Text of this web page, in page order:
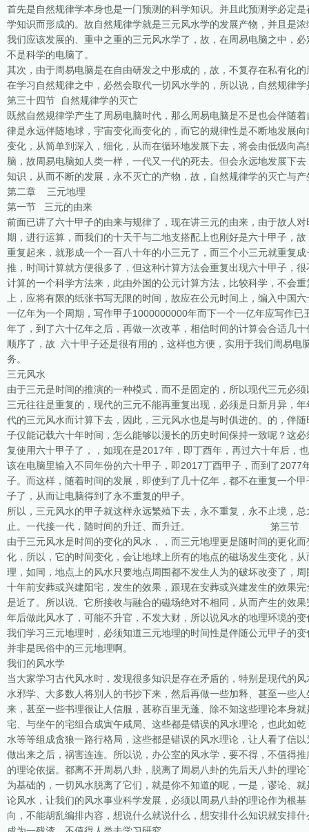
首先是自然规律学本身也是一门预测的科学知识。并且此预测学必定
学知识而形成的。故自然规律学就是三元风水学的发展产物，并且是
我们应该发展的、重中之重的三元风水学了，故，在周易电脑之中，
不是科学的电脑了。
其次，由于周易电脑是在自由研发之中形成的，故，不复存在私有化
在学习自然规律之中，必然会取代一切风水学的，所以说，自然规律
第三十四节 自然规律学的灭亡
既然自然规律学产生了周易电脑时代，那么周易电脑是不是也会伴随
律是永远伴随地球，宇宙变化而变化的，而它的规律性是不断地发展
变化，从简单到深入，细化，从而在循环地发展下去，将会由低级向
脑，故周易电脑如人类一样，一代又一代的死去。但会永远地发展下
知识，从而不断的发展，永不灭亡的产物，故，自然规律学的灭亡与
第二章 三元地理
第一节 三元的由来
前面已讲了六十甲子的由来与规律了，现在讲三元的由来，由于故人
期，进行运算，而我们的十天干与二地支搭配上也刚好是六十甲子，
重复起来，就形成一个一百八十年的小三元了，而三个小三元就重复
推，时间计算就方便很多了，但这种计算方法会重复出现六十甲子，
计算的一个科学方法来，此由外国的公元计算方法，比较科学，不会
上，应将有限的纸张书写无限的时间，故应在公元时间上，编入中国
一亿年为一个周期，写作甲子1000000000年而下一个一亿年应写作
年了，到了六十亿年之后，再做一次改革，相信时间的计算会合适几
顺序了，故 六十甲子还是很有用的，这样也方便，实用于我们周易
务。
三元风水
由于三元是时间的推演的一种模式，而不是固定的，所以现代三元必
三元往往是重复的，现代的三元不能再重复出现，必须是日新月异，
代的三元风水而计算下去，因此，三元风水也是与时俱进的。的，伴
子仅能记载六十年时间，怎么能够以漫长的历史时间保持一致呢？这
复使用六十甲子了，，如现在是2017年，即丁酉年，再过六十年后，
该在电脑里输入不同年份的六十甲子，即2017丁酉甲子，而到了
子。而这样，随着时间的发展，即使到了几十亿年，都不在重复一个
子了，从而让电脑得到了永不重复的甲子。
所以，三元风水的甲子就这样永远繁殖下去，永不重复，永不止境，
止。一代接一代，随时间的升迁、而升迁。 第三节
由于三元风水是时间的变化的风水，，而三元地理更是随时间的更化
化，所以，它的时间变化，会让地球上所有的地点的磁场发生变化，
理，如同，地点上的风水只要地点周围都不发生人为的破坏改变了，
十年前安葬或兴建阳宅，发生的效果，跟现在安葬或兴建发生的效果
是近了。所以说、它所接收与融合的磁场绝对不相同，从而产生的效
年后做此风水了，可能不升官，不发大财，所以说风水的地理环境的
我们学习三元地理时，必须知道三元地理的时间性是伴随公元甲子的
并非是民俗中的三元地理啊。
我们的风水学
当大家学习古代风水时，发现很多知识是存在矛盾的，特别是现代的
水邪学、大多数人将别人的书抄下来，然后再做一些加释、甚至一些
来，甚至一些书理很让人信服，甚称百里无蓬、除不知这些理论本身
宅、与坐午的宅组合成寅午咸局、这些都是错误的风水理论，也此如
水等等组成贪狼一路行格局，这些都是错误的风水理论，让人看了信
做出来之后，祸害连连。所以说，办公室的风水学，要不得，不值得
的理论依据。都离不开周易八卦，脱离了周易八卦的先后天八卦的理
为基础的，一切风水脱离了它们，就是你不知道的呢，一是，谬论、
论风水，让我们的风水事业科学发展，必须以周易八卦的理论作为根
向，不能胡乱编排内容，想说什么就说什么，想安排什么知识就安排